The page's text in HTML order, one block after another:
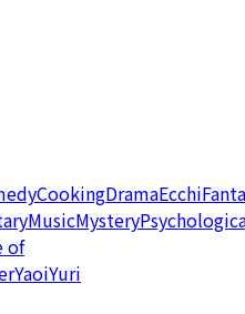
CookingDramaEcchi
MusicMystery
of
YaoiYuri